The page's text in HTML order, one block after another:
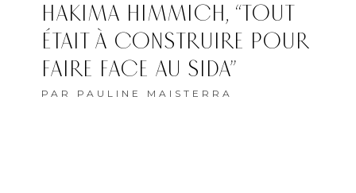
HAKIMA HIMMICH, “TOUT
ÉTAIT À CONSTRUIRE POUR
FAIRE FACE AU SIDA”
PAR PAULINE MAISTERRA